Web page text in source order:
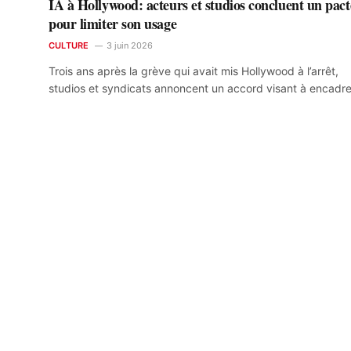
IA à Hollywood: acteurs et studios concluent un
pour limiter son usage
CULTURE 3 juin 2026
Trois ans après la grève qui avait mis Hollywood à l’arrêt,
studios et syndicats annoncent un accord visant à